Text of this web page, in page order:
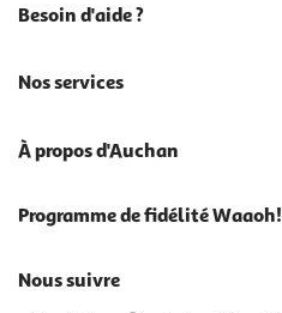
Besoin d'aide ?
Nos services
À propos d'Auchan
Programme de fidélité Waaoh!
Nous suivre